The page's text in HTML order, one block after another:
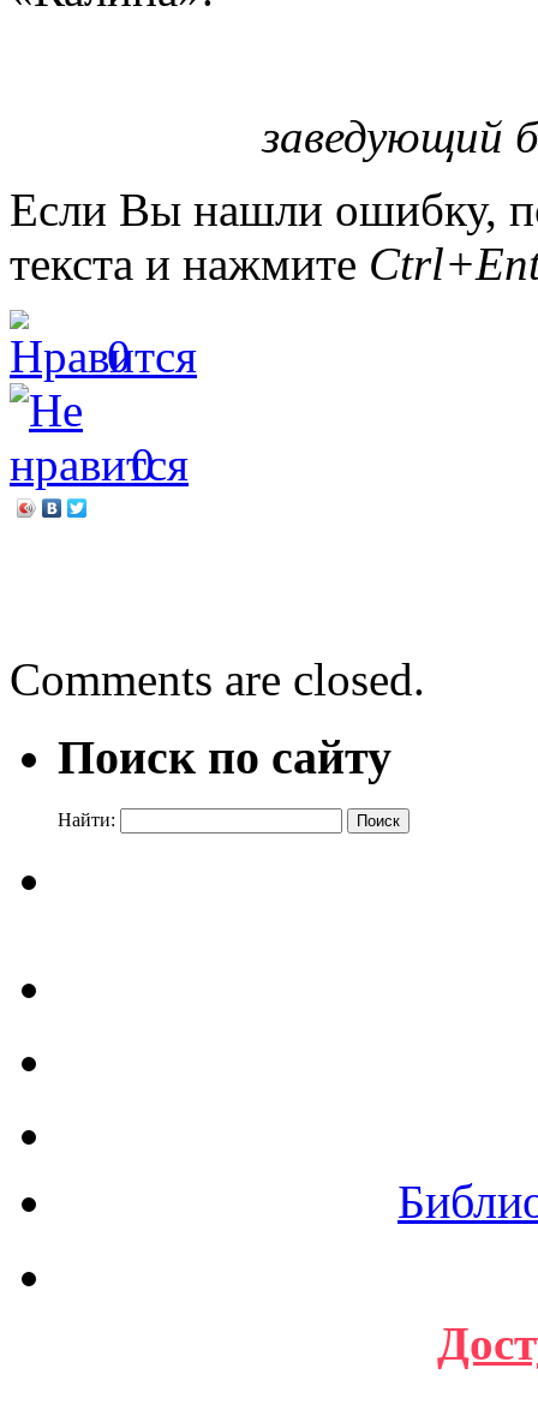
заведующий
Если Вы нашли ошибку,
текста и нажмите
0
0
Comments are closed.
Поиск по сайту
Найти: